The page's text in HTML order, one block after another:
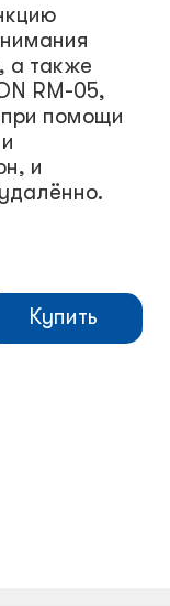
а также
RM-05,
помощи
и
Купить